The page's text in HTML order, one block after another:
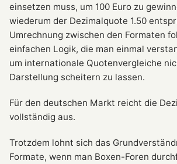
einsetzen muss, um 100 Euro zu
wiederum der Dezimalquote 1.50
Umrechnung zwischen den Formaten
einfachen Logik, die man einmal
um internationale Quotenvergleiche
Darstellung scheitern zu lassen.
Für den deutschen Markt reicht die
vollständig aus.
Trotzdem lohnt sich das
Formate, wenn man Boxen-Foren